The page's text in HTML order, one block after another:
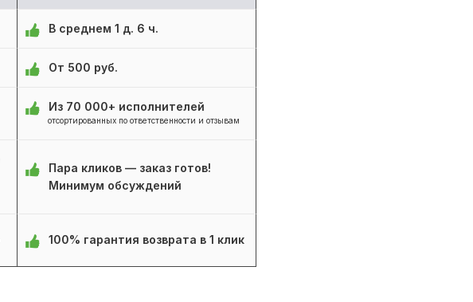
В среднем 1 д. 6 ч.
От 500 руб.
Из 70 000+ исполнителей
отсортированных по ответственности и отзывам
Пара кликов — заказ готов!
Минимум обсуждений
100% гарантия возврата в 1 клик